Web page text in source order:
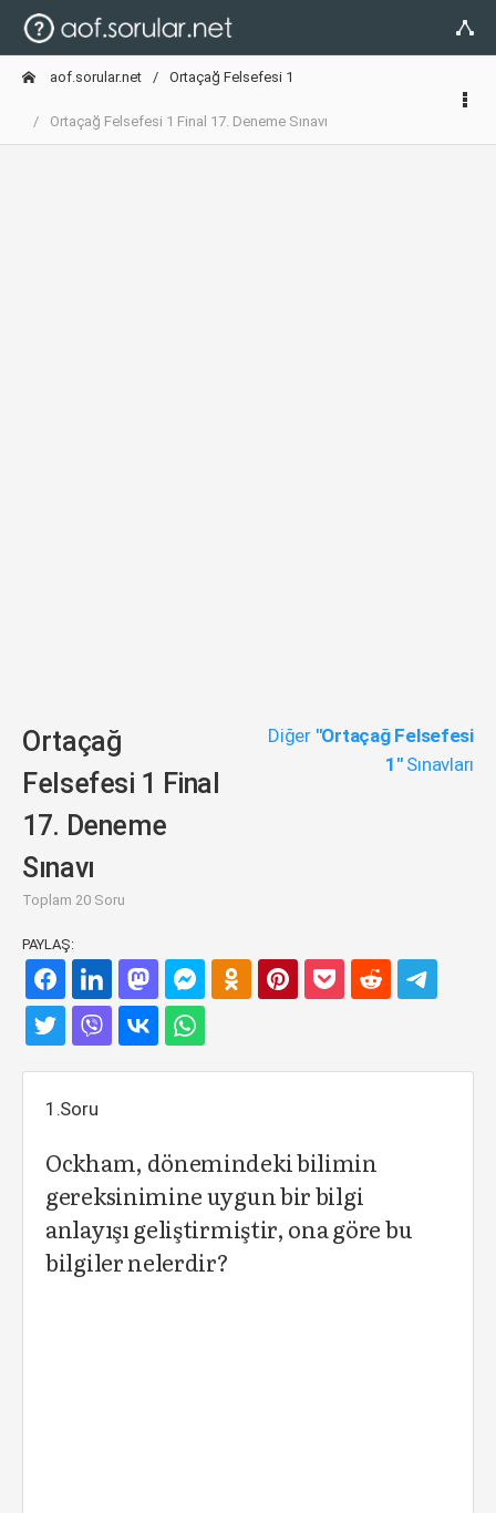
aof.sorular.net Ortaçağ Felsefesi 1
Ortaçağ Felsefesi 1 Final 17. Deneme Sınavı
Ortaçağ
Felsefesi 1 Final
17. Deneme
Sınavı
Toplam 20 Soru
Diğer "Ortaçağ Felsefesi
1"Sınavları
PAYLAŞ:
1.Soru
Ockham, dönemindeki bilimin
gereksinimine uygun bir bilgi
anlayışı geliştirmiştir, ona göre bu
bilgiler nelerdir?